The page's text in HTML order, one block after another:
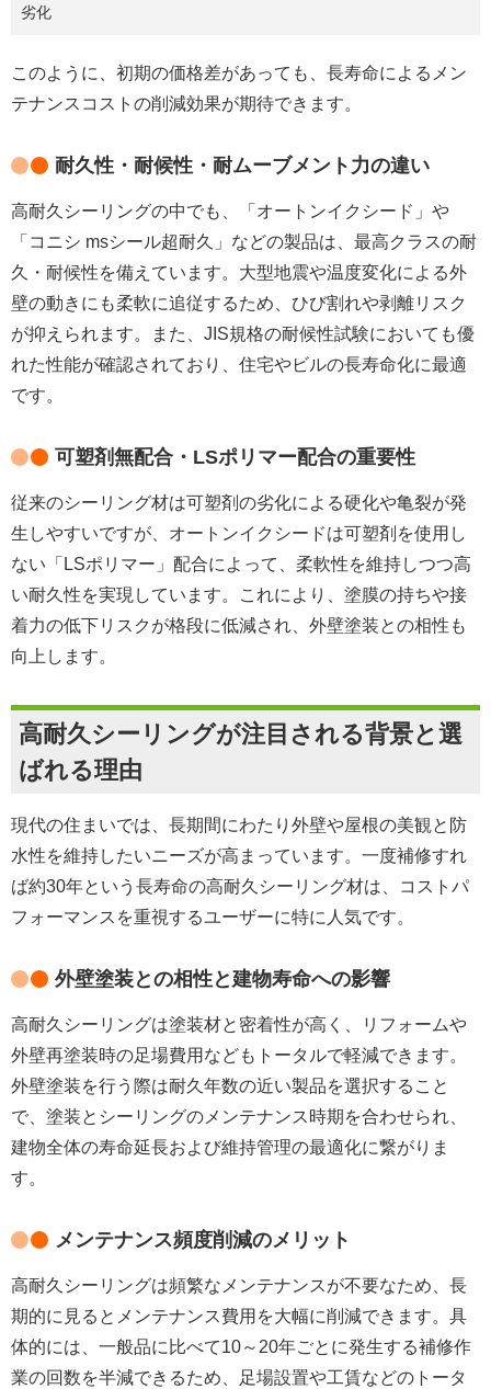
劣化
このように、初期の価格差があっても、長寿命によるメン
テナンスコストの削減効果が期待できます。
耐久性・耐候性・耐ムーブメント力の違い
高耐久シーリングの中でも、「オートンイクシード」や
「コニシ msシール超耐久」などの製品は、最高クラスの耐
久・耐候性を備えています。大型地震や温度変化による外
壁の動きにも柔軟に追従するため、ひび割れや剥離リスク
が抑えられます。また、JIS規格の耐候性試験においても優
れた性能が確認されており、住宅やビルの長寿命化に最適
です。
可塑剤無配合・LSポリマー配合の重要性
従来のシーリング材は可塑剤の劣化による硬化や亀裂が発
生しやすいですが、オートンイクシードは可塑剤を使用し
ない「LSポリマー」配合によって、柔軟性を維持しつつ高
い耐久性を実現しています。これにより、塗膜の持ちや接
着力の低下リスクが格段に低減され、外壁塗装との相性も
向上します。
高耐久シーリングが注目される背景と選
ばれる理由
現代の住まいでは、長期間にわたり外壁や屋根の美観と防
水性を維持したいニーズが高まっています。一度補修すれ
ば約30年という長寿命の高耐久シーリング材は、コストパ
フォーマンスを重視するユーザーに特に人気です。
外壁塗装との相性と建物寿命への影響
高耐久シーリングは塗装材と密着性が高く、リフォームや
外壁再塗装時の足場費用などもトータルで軽減できます。
外壁塗装を行う際は耐久年数の近い製品を選択すること
で、塗装とシーリングのメンテナンス時期を合わせられ、
建物全体の寿命延長および維持管理の最適化に繋がりま
す。
メンテナンス頻度削減のメリット
高耐久シーリングは頻繁なメンテナンスが不要なため、長
期的に見るとメンテナンス費用を大幅に削減できます。具
体的には、一般品に比べて10～20年ごとに発生する補修作
業の回数を半減できるため、足場設置や工賃などのトータ